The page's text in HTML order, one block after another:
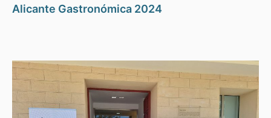
Alicante Gastronómica 2024